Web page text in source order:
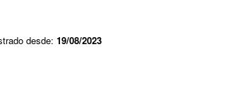
desde: 19/08/2023